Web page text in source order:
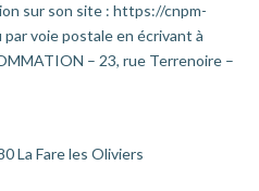
sur son site : https://cnpm-
voie postale en écrivant à
– 23, rue Terrenoire –
La Fare les Oliviers